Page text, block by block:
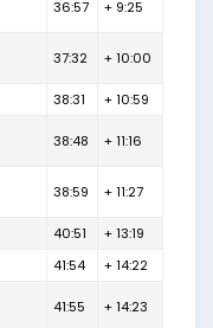
36:57 + 9:25
37:32 + 10:00
38:31 + 10:59
38:48 + 11:16
38:59 + 11:27
40:51
+ 13:19
41:54 + 14:22
41:55 + 14:23